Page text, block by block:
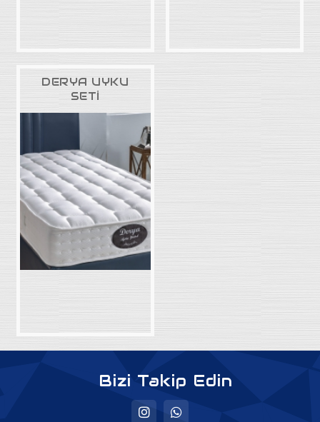
DERYA UYKU
SETİ
Bizi Takip Edin